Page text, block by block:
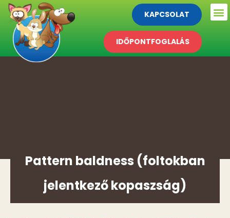
KAPCSOLAT
IDŐPONTFOGLALÁS
Pattern baldness (foltokban
jelentkező kopaszság)